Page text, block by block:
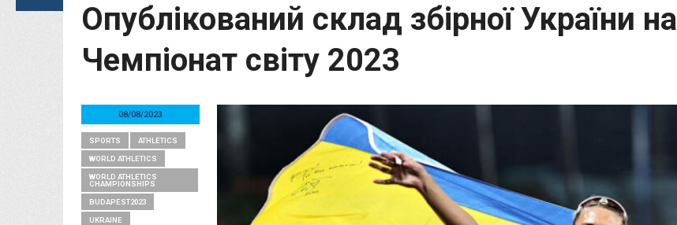
Опублікований склад збірної України на
Чемпіонат світу 2023
08/08/2023
SPORTS ATHLETICS
WORLD ATHLETICS
WORLD ATHLETICS
CHAMPIONSHIPS
BUDAPEST2023
UKRAINE